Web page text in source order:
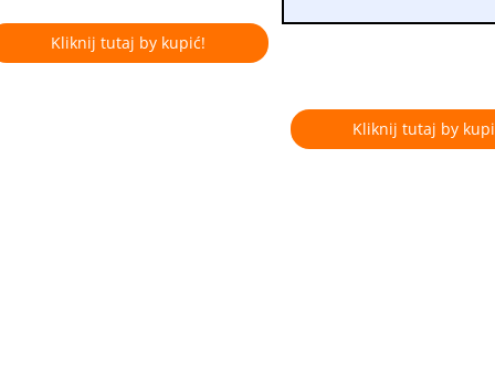
Kliknij tutaj by kupić!
Kliknij tutaj by